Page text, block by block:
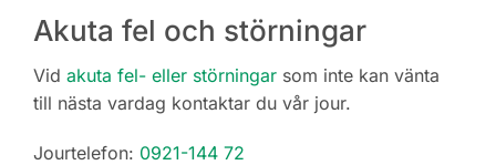
Akuta fel och störningar
Vid akuta fel- eller störningar som inte kan vänta
till nästa vardag kontaktar du vår jour.
Jourtelefon: 0921-144 72